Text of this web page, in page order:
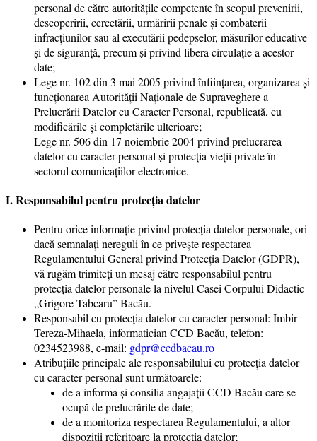
personal de către autorităţile competente în scopul prevenirii,
descoperirii, cercetării, urmăririi penale şi combaterii
infracţiunilor sau al executării pedepselor, măsurilor educative
şi de siguranţă, precum şi privind libera circulaţie a acestor
date;
Lege nr. 102 din 3 mai 2005 privind înfiinţarea, organizarea şi
funcţionarea Autorităţii Naţionale de Supraveghere a
Prelucrării Datelor cu Caracter Personal, republicată, cu
modificările și completările ulterioare;
Lege nr. 506 din 17 noiembrie 2004 privind prelucrarea
datelor cu caracter personal și protecția vieții private în
sectorul comunicațiilor electronice.
I. Responsabilul pentru protecția datelor
Pentru orice informaţie privind protecţia datelor personale, ori
dacă semnalaţi nereguli în ce priveşte respectarea
Regulamentului General privind Protecţia Datelor (GDPR),
vă rugăm trimiteţi un mesaj către responsabilul pentru
protecţia datelor personale la nivelul Casei Corpului Didactic
„Grigore Tabcaru” Bacău.
Responsabil cu protecția datelor cu caracter personal: Imbir
Tereza-Mihaela, informatician CCD Bacău, telefon:
0234523988, e-mail: gdpr@ccdbacau.ro
Atribuţiile principale ale responsabilului cu protecția datelor
cu caracter personal sunt următoarele:
de a informa şi consilia angajaţii CCD Bacău care se
ocupă de prelucrările de date;
de a monitoriza respectarea Regulamentului, a altor
dispoziţii referitoare la protecţia datelor;